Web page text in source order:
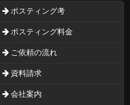
ポスティング考
ポスティング料金
ご依頼の流れ
資料請求
会社案内